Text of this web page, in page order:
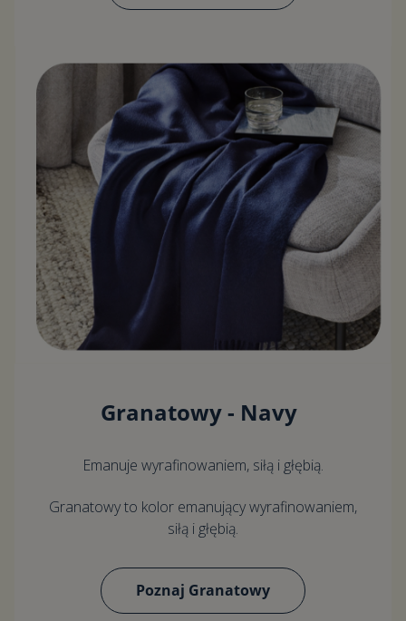
Granatowy - Navy
Emanuje wyrafinowaniem, siłą i głębią.
Granatowy to kolor emanujący wyrafinowaniem,
siłą i głębią.
Poznaj Granatowy